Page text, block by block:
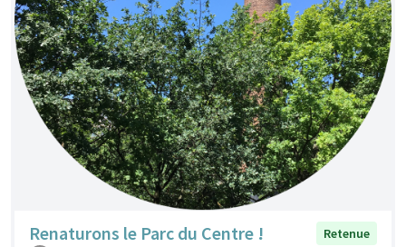
Renaturons le Parc du Centre !
Retenue